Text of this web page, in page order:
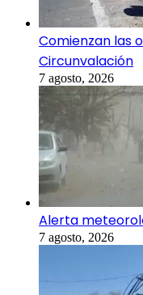
Comienzan las
Circunvalación
7 agosto, 2026
Alerta
7 agosto, 2026